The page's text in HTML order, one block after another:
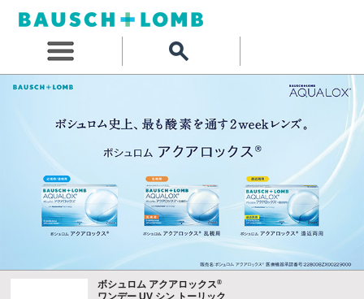
ボシュロム アクアロックス®
ワンデー UV シン トーリック